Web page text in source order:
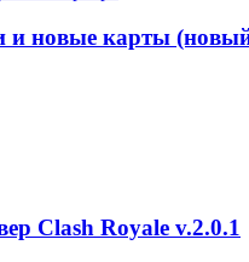
новые карты
Clash Royale v.2.0.1